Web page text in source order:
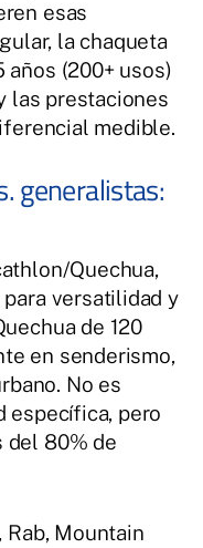
esas
la chaqueta
(200+ usos)
las prestaciones
medible.
generalistas:
Quechua,
versatilidad y
de 120
en senderismo,
No es
específica, pero
del 80% de
Mountain